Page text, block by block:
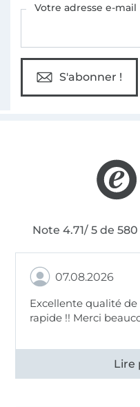
Votre adresse e-mail
S'abonner !
Note 4.71/ 5 de
07.08.2026
Excellente qualité de
rapide !! Merci
Voir tous les